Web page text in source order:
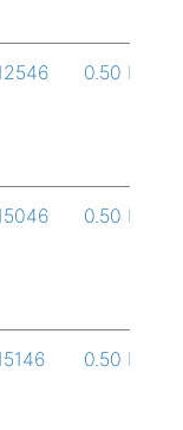
0.50 L
0.50 L
0.50 L